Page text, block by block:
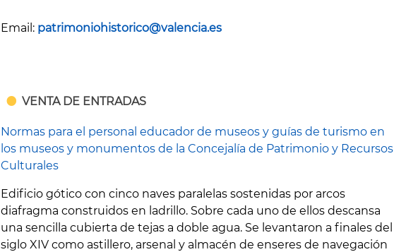
Email: patrimoniohistorico@valencia.es
VENTA DE ENTRADAS
Normas para el personal educador de museos y guías de turismo en
los museos y monumentos de la Concejalía de Patrimonio y Recursos
Culturales
Edificio gótico con cinco naves paralelas sostenidas por arcos
diafragma construidos en ladrillo. Sobre cada uno de ellos descansa
una sencilla cubierta de tejas a doble agua. Se levantaron a finales del
siglo XIV como astillero, arsenal y almacén de enseres de navegación